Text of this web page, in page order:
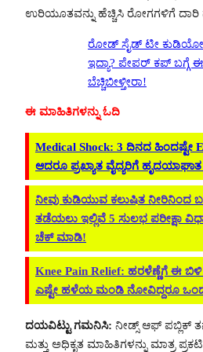
ಉರಿಯೂತವನ್ನು ಹೆಚ್ಚಿಸಿ ರೋಗಗಳಿಗೆ ದಾರಿ
ರೋಡ್ ಸೈಡ್ ಟೀ ಕುಡಿಯೋ
ಇದ್ಯಾ? ಪೇಪರ್ ಕಪ್ ಬಗ್ಗೆ ಈ
ಬೆಚ್ಚಿಬೀಳ್ತೀರಾ!
ಈ ಮಾಹಿತಿಗಳನ್ನು ಓದಿ
Medical Shock: 3 ದಿನದ ಹಿಂದಷ್ಟೇ
ಆದರೂ ಪ್ರಖ್ಯಾತ ವೈದ್ಯರಿಗೆ
ನೀವು ಕುಡಿಯುವ ಕಲುಷಿತ ನೀರಿನಿಂದ
ತಡೆಯಲು ಇಲ್ಲಿವೆ 5 ಸುಲಭ ಪರೀಕ್ಷಾ
ಚೆಕ್ ಮಾಡಿ!
Knee Pain Relief: ಹರಳೆಣ್ಣೆಗೆ ಈ ಬಿಳಿ
ಎಷ್ಟೇ ಹಳೆಯ ಮಂಡಿ ನೋವಿದ್ದರೂ
ದಯವಿಟ್ಟು ಗಮನಿಸಿ: ನೀಡ್ಸ್ ಆಫ್ ಪಬ್ಲಿಕ್
ಮತ್ತು ಅಧಿಕೃತ ಮಾಹಿತಿಗಳನ್ನು ಮಾತ್ರ